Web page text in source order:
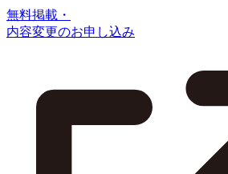
無料掲載・
内容変更のお申し込み